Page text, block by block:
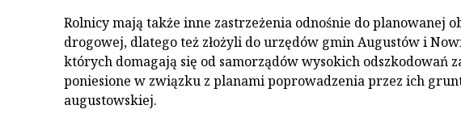
Rolnicy mają także inne zastrzeżenia odnośnie do planowanej
drogowej, dlatego też złożyli do urzędów gmin Augustów i
których domagają się od samorządów wysokich odszkodowań
poniesione w związku z planami poprowadzenia przez ich
augustowskiej.